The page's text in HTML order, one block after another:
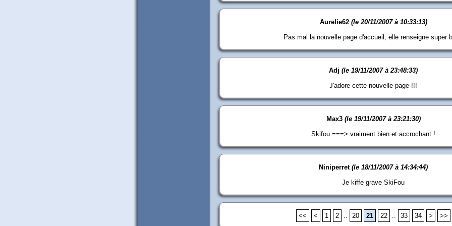
Aurelie62 (le 20/11/2007 à 10:33:13)
Pas mal la nouvelle page d'accueil, elle renseigne super
Adj (le 19/11/2007 à 23:48:33)
J'adore cette nouvelle page !!!
Max3 (le 19/11/2007 à 23:21:30)
Skifou ===> vraiment bien et accrochant !
Niniperret (le 18/11/2007 à 14:34:44)
Je kiffe grave SkiFou
<< < 1 2 .. 20 21 22 .. 33 34 > >>